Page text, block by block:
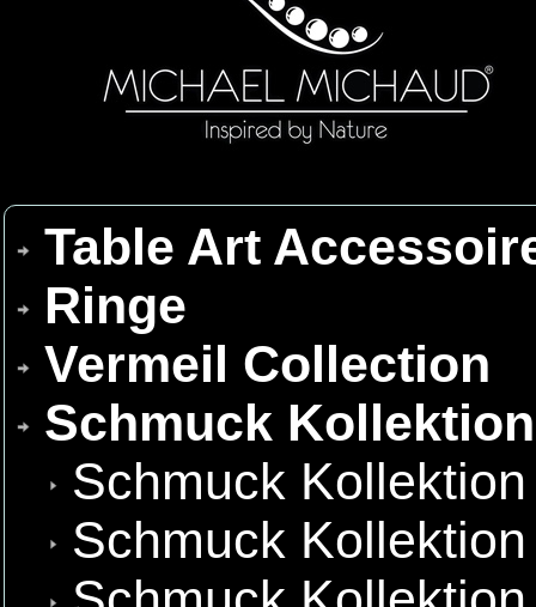
Table Art
Ringe
Vermeil Collection
Schmuck
Schmuck
Schmuck